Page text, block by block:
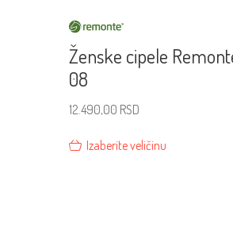
Ženske cipele
08
12.490,00 RSD
Izaberite veličinu